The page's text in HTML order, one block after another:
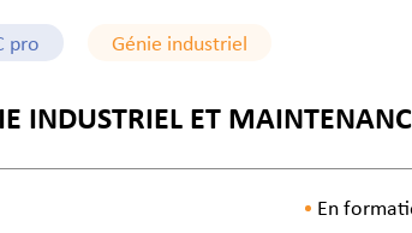
pro Génie industriel
INDUSTRIEL ET
En